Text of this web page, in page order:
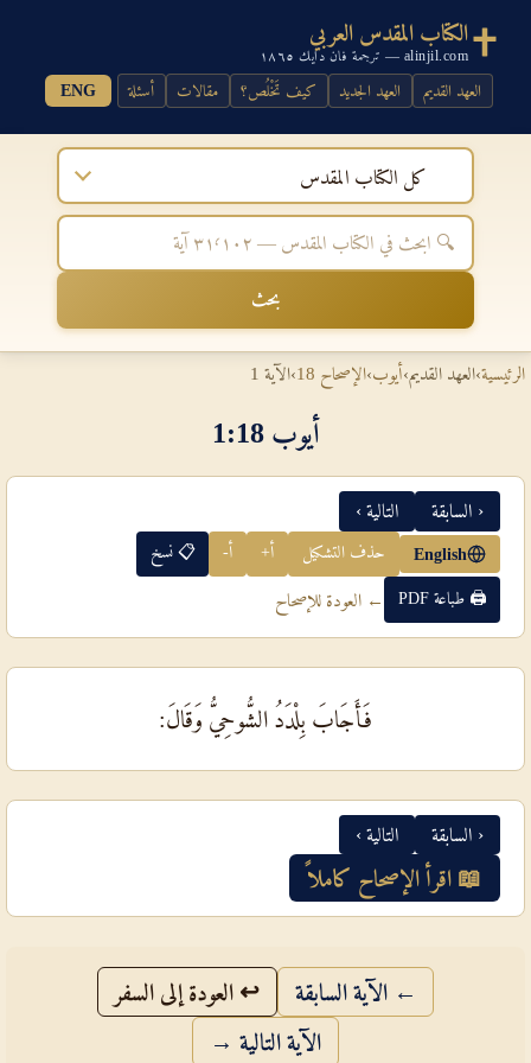
الكتاب المقدس العربي
alinjil.com — ترجمة فان دايك ١٨٦٥
العهد القديم العهد الجديد كيف تَخْلُص؟ مقالات أسئلة ENG
كل الكتاب المقدس
بحث
الرئيسية›العهد القديم›أيوب›الإصحاح 18 ›الآية 1
أيوب 18‏:‏1
‹ السابقة التالية ›
English حذف التشكيل أ+ أ- 📋 نسخ
🖨 طباعة PDF ← العودة للإصحاح
فَأَجَابَ بِلْدَدُ الشُّوحِيُّ وَقَالَ:
‹ السابقة التالية ›
📖 اقرأ الإصحاح كاملاً
← الآية السابقة
↩ العودة إلى السفر
الآية التالية →